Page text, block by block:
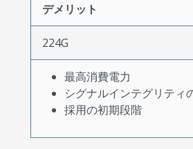
デメリット
224G
最高消費電力
シグナルインテグリティ
採用の初期段階